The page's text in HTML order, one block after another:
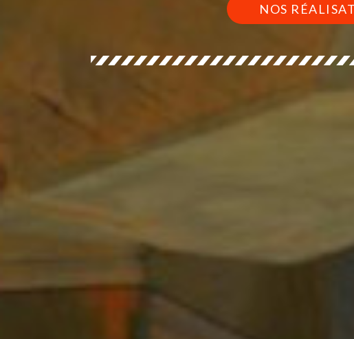
NOS